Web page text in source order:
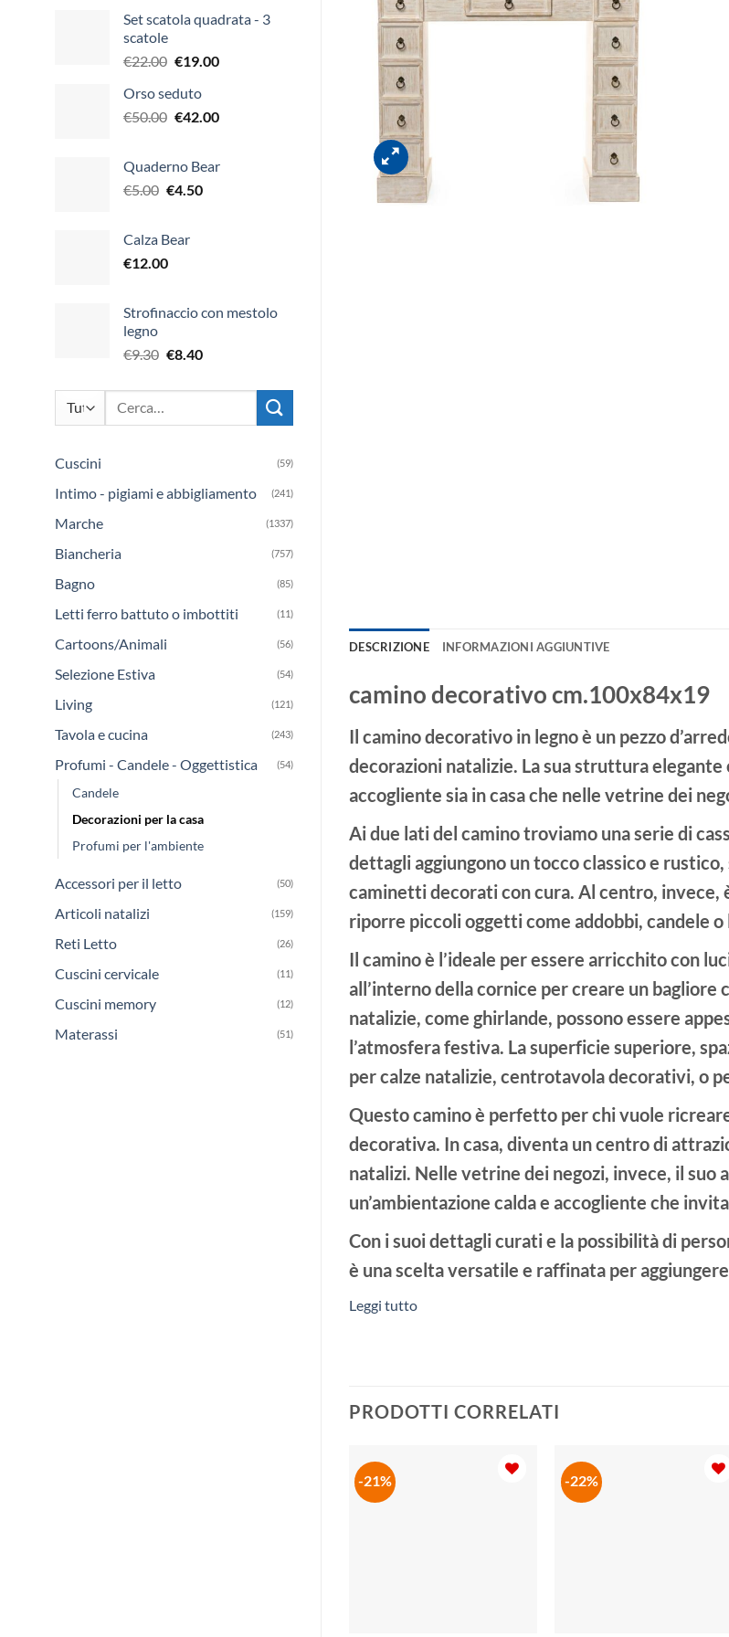
Set scatola quadrata - 3
scatole
€22.00 Il
originale
era:
€19.00Il
è:
Orso seduto
€50.00 Il
era:
€50.00.
€42.00Il
Quaderno Bear
€5.00 Il
era:
€5.00.
€4.50Il
Calza Bear
€12.00
Strofinaccio con mestolo
legno
€9.30 Il
originale
€9.30.
€8.40Il
attuale
€8.40.
Cerca:
Cuscini (59)
Intimo - pigiami e abbigliamento (241)
Marche (1337)
Biancheria (757)
Bagno (85)
Letti ferro battuto o imbottiti (11)
Cartoons/Animali (56)
Selezione Estiva (54)
Living (121)
Tavola e cucina (243)
Profumi - Candele - Oggettistica (54)
Candele
Decorazioni per la casa
Profumi per l'ambiente
Accessori per il letto (50)
Articoli natalizi (159)
Reti Letto (26)
Cuscini cervicale (11)
Cuscini memory (12)
Materassi (51)
DESCRIZIONE INFORMAZIONI AGGIUNTIVE
camino decorativo cm.100x84x19
Il camino decorativo in legno è un pezzo
decorazioni natalizie. La sua struttura
accogliente sia in casa che nelle vetrine dei
Ai due lati del camino troviamo una serie di
dettagli aggiungono un tocco classico e
caminetti decorati con cura. Al centro, invece,
riporre piccoli oggetti come addobbi, candele o
Il camino è l’ideale per essere arricchito con
all’interno della cornice per creare un bagliore
natalizie, come ghirlande, possono essere
l’atmosfera festiva. La superficie superiore,
percalze natalizie, centrotavola decorativi, o
Questo camino è perfetto per chi vuole
decorativa. In casa, diventa un centro di
natalizi. Nelle vetrine dei negozi, invece, il
un’ambientazione calda e accogliente che
Con i suoi dettagli curati e la possibilità di
è una scelta versatile e raffinata per
Leggi tutto
PRODOTTI CORRELATI
-21% -22%